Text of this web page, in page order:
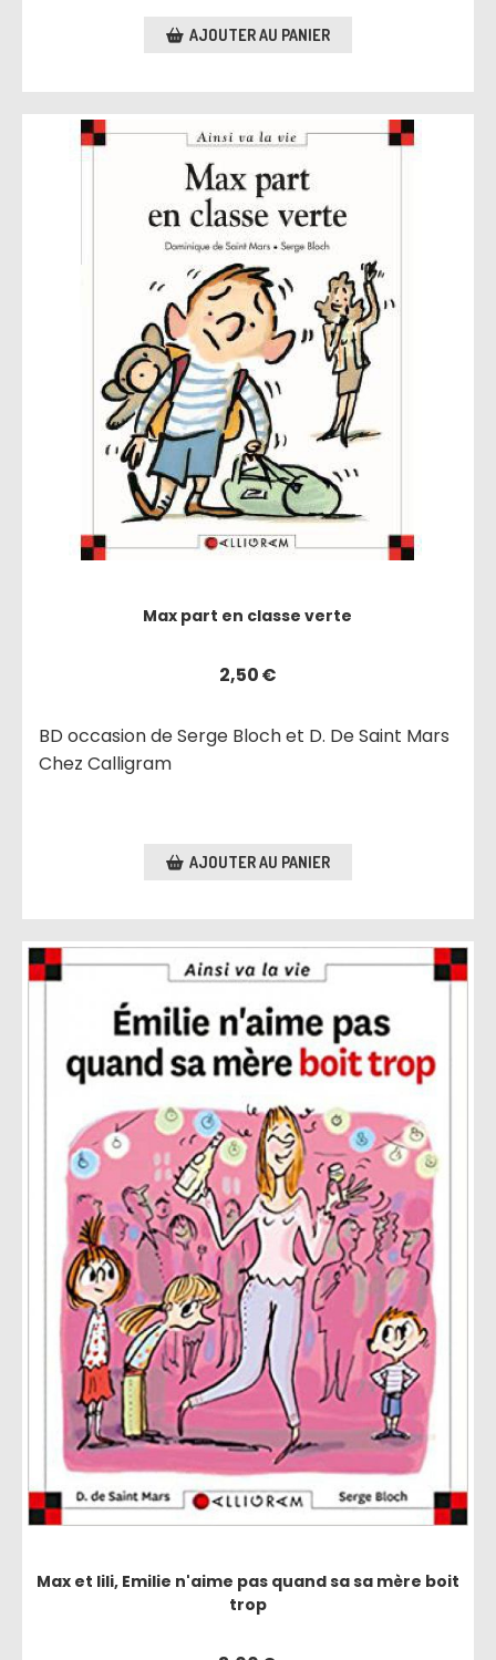
AJOUTER AU PANIER
Max part en classe verte
2,50€
BD occasion de Serge Bloch et D. De Saint Mars
Chez Calligram
AJOUTER AU PANIER
Max et lili, Emilie n'aime pas quand sa sa mère boit
trop